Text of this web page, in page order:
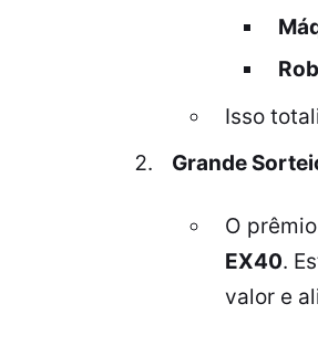
Isso
Grande
O
EX40.
valor e